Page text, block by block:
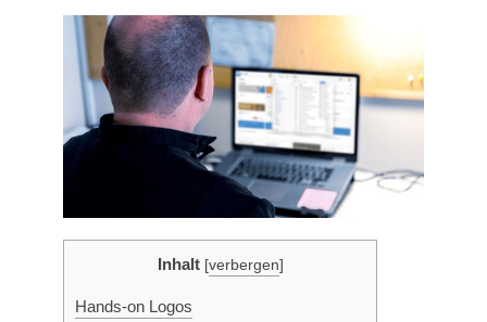
Inhalt [verbergen]
Hands-on Logos